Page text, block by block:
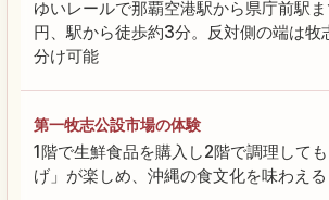
ゆいレールで那覇空港駅から県庁前駅
円、駅から徒歩約3分。反対側の端は牧
分け可能
第一牧志公設市場の体験
1階で生鮮食品を購入し2階で調理して
げ」が楽しめ、沖縄の食文化を味わえる